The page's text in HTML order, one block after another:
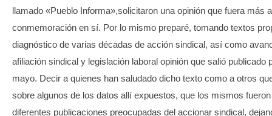
llamado «Pueblo Informa»,solicitaron una opinión que fuera más
conmemoración en sí. Por lo mismo preparé, tomando textos
diagnóstico de varias décadas de acción sindical, así como
afiliación sindical y legislación laboral opinión que salió publicado
mayo. Decir a quienes han saludado dicho texto como a otros
sobre algunos de los datos allí expuestos, que los mismos
diferentes publicaciones preocupadas del accionar sindical,